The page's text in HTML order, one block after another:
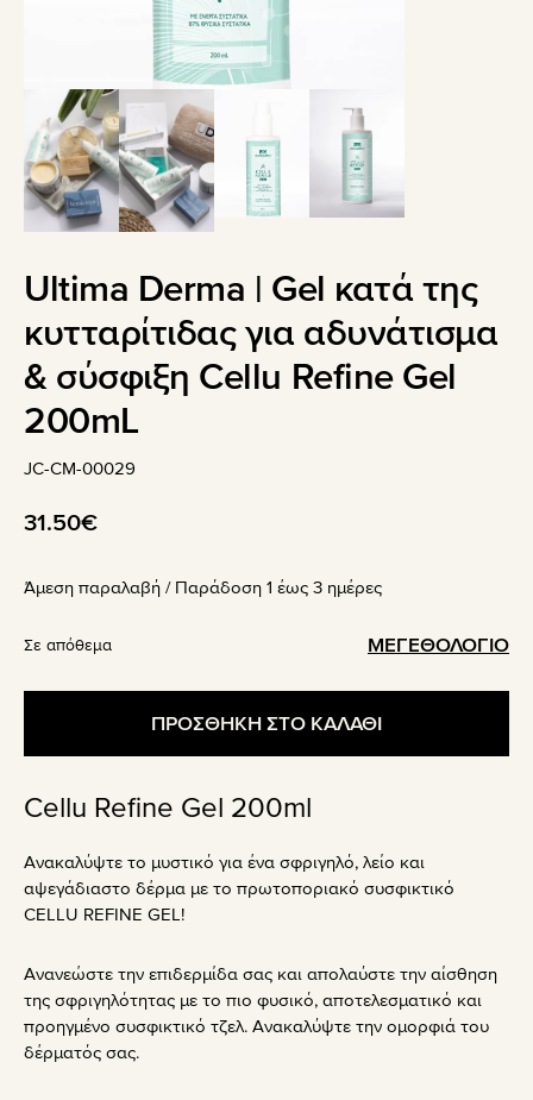
Ultima Derma | Gel κατά της
κυτταρίτιδας για αδυνάτισμα
& σύσφιξη Cellu Refine Gel
200mL
JC-CM-00029
31.50€
Άμεση παραλαβή / Παράδoση 1 έως 3 ημέρες
ΜΕΓΕΘΟΛΟΓΙΟ
Σε απόθεμα
ΠΡΟΣΘΗΚΗ ΣΤΟ ΚΑΛΑΘΙ
Cellu Refine Gel 200ml
Ανακαλύψτε το μυστικό για ένα σφριγηλό, λείο και
αψεγάδιαστο δέρμα με το πρωτοποριακό συσφικτικό
CELLU REFINE GEL!
Ανανεώστε την επιδερμίδα σας και απολαύστε την αίσθηση
της σφριγηλότητας με το πιο φυσικό, αποτελεσματικό και
προηγμένο συσφικτικό τζελ. Ανακαλύψτε την ομορφιά του
δέρματός σας.